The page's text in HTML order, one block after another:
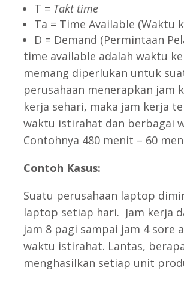
T = Takt time
Ta = Time Available (Waktu
D = Demand (Permintaan
time available adalah waktu
memang diperlukan untuk
perusahaan menerapkan jam
kerja sehari, maka jam kerja
waktu istirahat dan berbagai
Contohnya 480 menit – 60
Contoh Kasus:
Suatu perusahaan laptop
laptop setiap hari. Jam kerja
jam 8 pagi sampai jam 4 sore
waktu istirahat. Lantas,
menghasilkan setiap unit